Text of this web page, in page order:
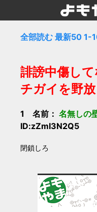
全部読む 最新50 1-
誹謗中傷し
チガイを野
1 名前： 名無しの
ID:zZmI3N2Q5
閉鎖しろ